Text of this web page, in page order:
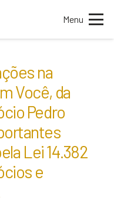
Menu
na
Você, da
Pedro
Lei 14.382
e